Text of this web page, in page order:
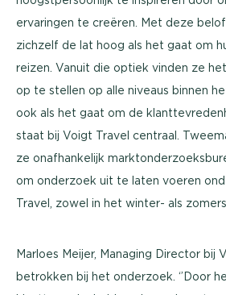
ervaringen te creëren. Met deze
zichzelf de lat hoog als het gaat om
reizen. Vanuit die optiek vinden ze
op te stellen op alle niveaus binnen
ook als het gaat om de
staat bij Voigt Travel centraal.
ze onafhankelijk
om onderzoek uit te laten voeren
Travel, zowel in het winter- als
Marloes Meijer, Managing Director bij
betrokken bij het onderzoek. ‘’Door